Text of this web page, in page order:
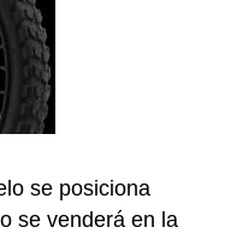
se posiciona
se venderá en la